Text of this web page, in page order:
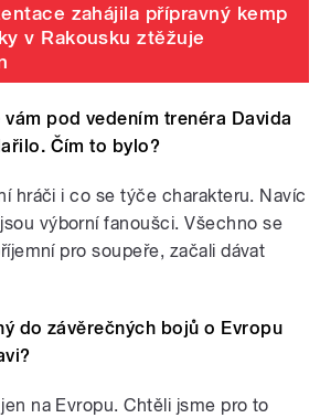
zahájila přípravný kemp
v Rakousku ztěžuje
vám pod vedením trenéra Davida
Čím to bylo?
hráči i co se týče charakteru. Navíc
výborní fanoušci. Všechno se
pro soupeře, začali dávat
do závěrečných bojů o Evropu
na Evropu. Chtěli jsme pro to